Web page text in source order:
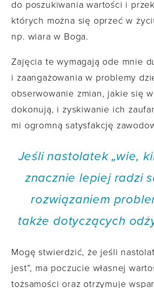
do poszukiwania wartości i
których można się oprzeć w
np. wiara w Boga.
Zajęcia te wymagają ode mnie
i zaangażowania w problemy
obserwowanie zmian, jakie się
dokonują, i zyskiwanie ich
mi ogromną satysfakcję
Jeśli nastolatek „wie,
znacznie lepiej radzi
rozwiązaniem
także dotyczących
Mogę stwierdzić, że jeśli
jest”, ma poczucie własnej
tożsamości oraz otrzymuje